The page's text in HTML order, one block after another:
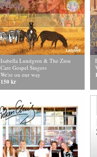
Isabella Lundgren & The Zion
Care Gospel Singers
We're on our way
150 kr